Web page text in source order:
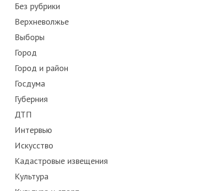
Без рубрики
Верхневолжье
Выборы
Город
Город и район
Госдума
Губерния
ДТП
Интервью
Искусство
Кадастровые извещения
Культура